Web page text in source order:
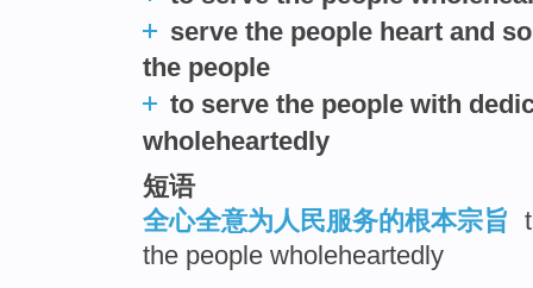
serve the people heart and
the people
to serve the people with
wholeheartedly
短语
全心全意为人民服务的根本宗旨
the people wholeheartedly